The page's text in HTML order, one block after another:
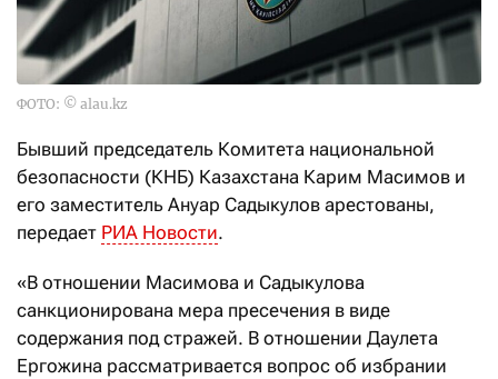
ФОТО: © alau.kz
Бывший председатель Комитета национальной
безопасности (КНБ) Казахстана Карим Масимов и
его заместитель Ануар Садыкулов арестованы,
передает РИА Новости.
«В отношении Масимова и Садыкулова
санкционирована мера пресечения в виде
содержания под стражей. В отношении Даулета
Ергожина рассматривается вопрос об избрании